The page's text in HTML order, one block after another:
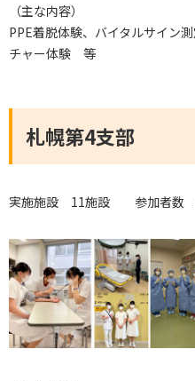
（主な内容）
PPE着脱体験、バイタルサイン
チャー体験 等
札幌第4支部
実施施設 11施設 参加者数